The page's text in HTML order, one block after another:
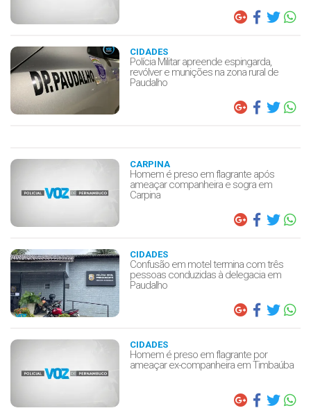
CIDADES
Polícia Militar apreende espingarda,
revólver e munições na zona rural de
Paudalho
CARPINA
Homem é preso em flagrante após
ameaçar companheira e sogra em
Carpina
CIDADES
Confusão em motel termina com três
pessoas conduzidas à delegacia em
Paudalho
CIDADES
Homem é preso em flagrante por
ameaçar ex-companheira em Timbaúba